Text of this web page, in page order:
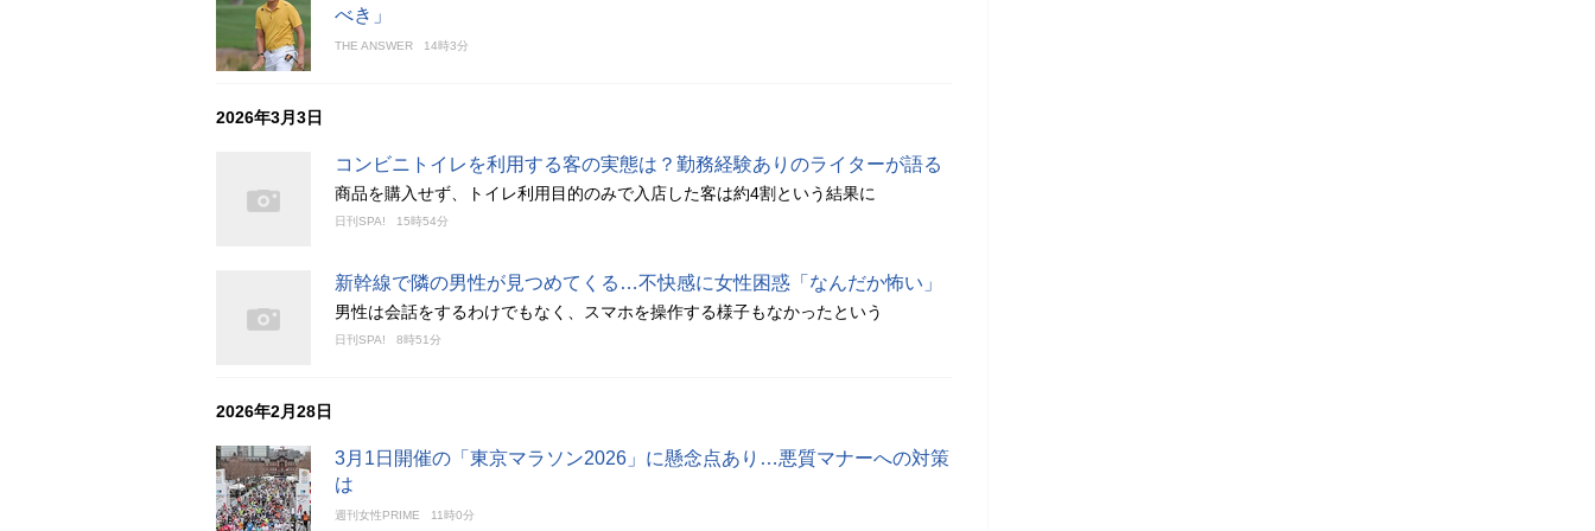
べき」
THE ANSWER 14時3分
2026年3月3日
コンビニトイレを利用する客の実態は？勤務経験ありのライターが語る
商品を購入せず、トイレ利用目的のみで入店した客は約4割という結果に
日刊SPA! 15時54分
新幹線で隣の男性が見つめてくる…不快感に女性困惑「なんだか怖い」
男性は会話をするわけでもなく、スマホを操作する様子もなかったという
日刊SPA! 8時51分
2026年2月28日
3月1日開催の「東京マラソン2026」に懸念点あり…悪質マナーへの対策
は
週刊女性PRIME 11時0分